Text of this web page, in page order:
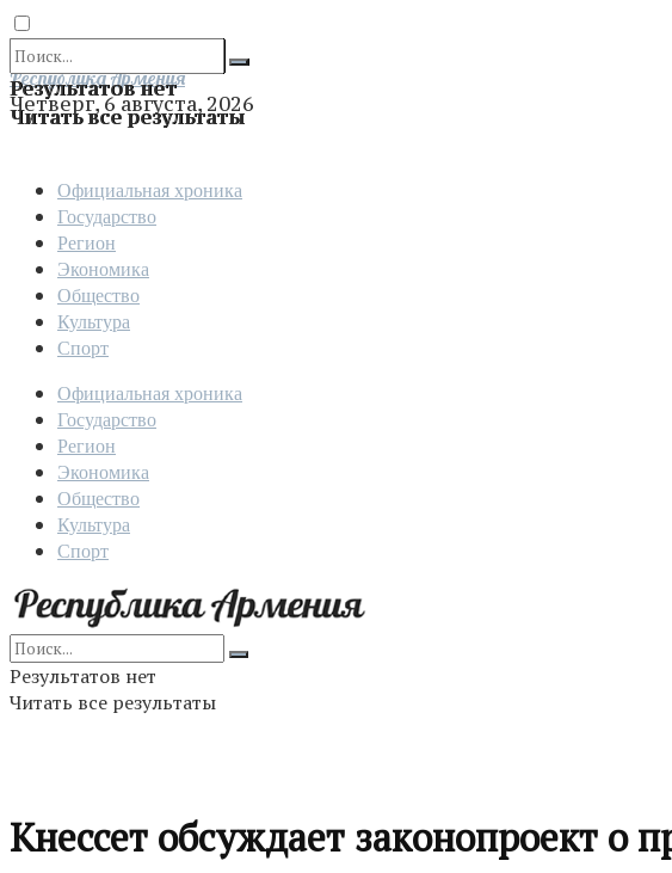
Результатов нет
Читать все результаты
Отправить
Республика Армения
Четверг, 6 августа, 2026
Официальная хроника
Государство
Регион
Экономика
Общество
Культура
Спорт
Официальная хроника
Государство
Регион
Экономика
Общество
Культура
Спорт
Результатов нет
Читать все результаты
Кнессет обсуждает законопроект о